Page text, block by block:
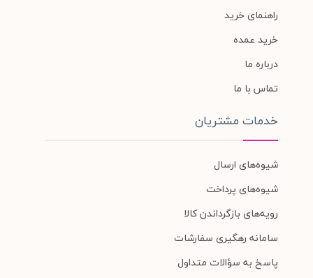
راهنمای خرید
خرید عمده
درباره ما
تماس با ما
خدمات مشتریان
شیوه‌های ارسال
شیوه‌های پرداخت
رویه‌های بازگرداندن کالا
سامانه رهگیری سفارشات
پاسخ به سؤالات متداول